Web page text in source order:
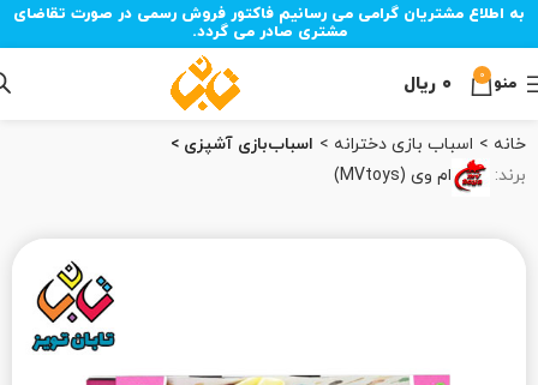
به اطلاع مشتریان گرامی می رسانیم فاکتور فروش رسمی در صورت تقاضای
مشتری صادر می گردد.
منو 0 ۰ ریال
خانه اسباب‌ بازی دخترانه
اسباب‌بازی آشپزی
برند:
ام وی (MVtoys)